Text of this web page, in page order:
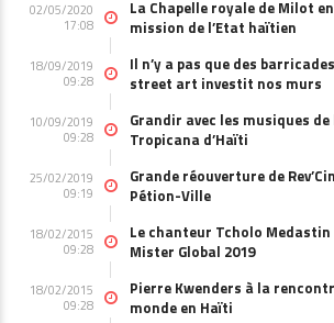
02/05/2020
17:08
La Chapelle royale de Milot
mission de l’Etat haïtien
18/09/2019
09:28
Il n’y a pas que des
street art investit nos murs
10/09/2019
09:28
Grandir avec les musiques de
Tropicana d’Haïti
25/02/2019
09:19
Grande réouverture de
Pétion-Ville
18/02/2015
09:28
Le chanteur Tcholo
Mister Global 2019
18/02/2015
09:28
Pierre Kwenders à la
monde en Haïti